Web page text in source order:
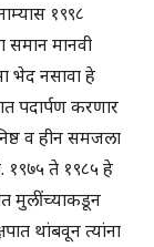
१९९८
समान मानवी
भेद नसावा हे
पदार्पण करणार
व हीन समजला
१९७५ ते १९८५ हे
मुलींच्याकडून
थांबवून त्यांना